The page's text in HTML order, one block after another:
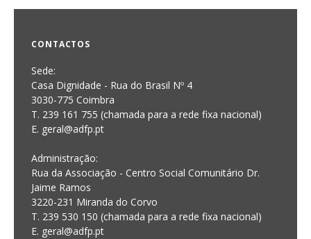
CONTACTOS
Sede:
Casa Dignidade - Rua do Brasil Nº 4
3030-775 Coimbra
T. 239 161 755 (chamada para a rede fixa nacional)
E. geral@adfp.pt
Administração:
Rua da Associação - Centro Social Comunitário Dr.
Jaime Ramos
3220-231 Miranda do Corvo
T. 239 530 150 (chamada para a rede fixa nacional)
E. geral@adfp.pt